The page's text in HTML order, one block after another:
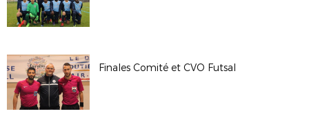
Finales Comité et CVO Futsal